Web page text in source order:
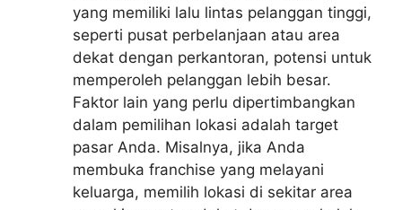
yang memiliki lalu lintas pelanggan tinggi,
seperti pusat perbelanjaan atau area
dekat dengan perkantoran, potensi untuk
memperoleh pelanggan lebih besar.
Faktor lain yang perlu dipertimbangkan
dalam pemilihan lokasi adalah target
pasar Anda. Misalnya, jika Anda
membuka franchise yang melayani
keluarga, memilih lokasi di sekitar area